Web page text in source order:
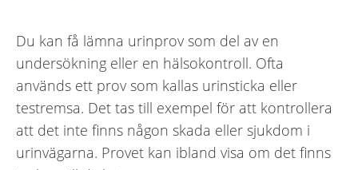
Du kan få lämna urinprov som del av en
undersökning eller en hälsokontroll. Ofta
används ett prov som kallas urinsticka eller
testremsa. Det tas till exempel för att kontrollera
att det inte finns någon skada eller sjukdom i
urinvägarna. Provet kan ibland visa om det finns